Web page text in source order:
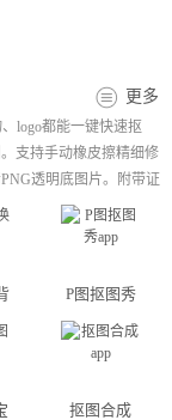
更多
logo都能一键快速抠
支持手动橡皮擦精细修
透明底图片。附带证
修图技巧，自媒体配
要的朋友快来下载试试
P图抠图秀
抠图合成